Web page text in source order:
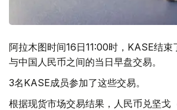
阿拉木图时间16日11:00时，KASE结束
与中国人民币之间的当日早盘交易。
3名KASE成员参加了这些交易。
根据现货市场交易结果，人民币兑坚戈